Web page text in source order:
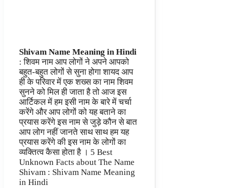
Shivam Name Meaning in Hindi
: शिवम नाम आप लोगों ने अपने आपको
बहुत-बहुत लोगों से सुना होगा शायद आप
ही के परिवार में एक शख्स का नाम शिवम
सुनने को मिल ही जाता है तो आज इस
आर्टिकल में हम इसी नाम के बारे में चर्चा
करेंगे और आप लोगों को यह बताने का
प्रयास करेंगे इस नाम से जुड़े कौन से बात
आप लोग नहीं जानते साथ साथ हम यह
प्रयास करेंगे की इस नाम के लोगों का
व्यक्तित्व कैसा होता है । 5 Best
Unknown Facts about The Name
Shivam : Shivam Name Meaning
in Hindi